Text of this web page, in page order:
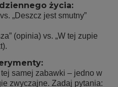
życia:
„Deszcz jest smutny”
(opinia) vs. „W tej zupie
samej zabawki – jedno w
zwyczajne. Zadaj pytania: